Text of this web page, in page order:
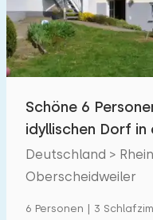
Entfernungen
1 5 10
Zum Meer :
Schöne 6
idyllischen Dorf in
Deutschland >
Oberscheidweiler
6 Personen | 3